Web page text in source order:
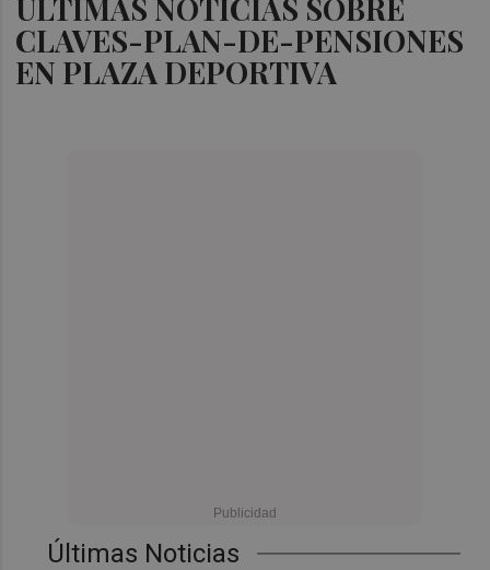
ÚLTIMAS NOTICIAS SOBRE
CLAVES-PLAN-DE-PENSIONES
EN PLAZA DEPORTIVA
Últimas Noticias